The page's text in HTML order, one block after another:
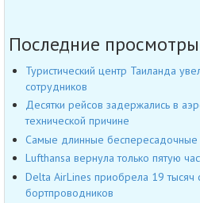
Последние
Туристический центр Таиланда
сотрудников
Десятки рейсов задержались в
технической причине
Cамые длинные беспересадочные
Lufthansa вернула только пятую
Delta AirLines приобрела 19 тысяч
бортпроводников